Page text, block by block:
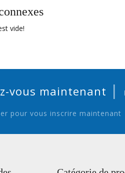
vide!
vous maintenant |
pour vous inscrire maintenant